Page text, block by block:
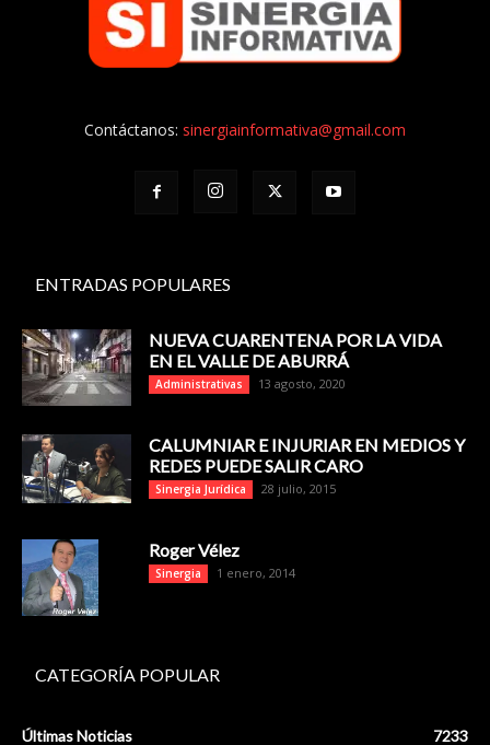
Contáctanos: sinergiainformativa@gmail.com
ENTRADAS POPULARES
NUEVA CUARENTENA POR LA VIDA
EN EL VALLE DE ABURRÁ
Administrativas 13 agosto, 2020
CALUMNIAR E INJURIAR EN MEDIOS Y
REDES PUEDE SALIR CARO
Sinergia Jurídica 28 julio, 2015
Roger Vélez
Sinergia 1 enero, 2014
CATEGORÍA POPULAR
Últimas Noticias 7233